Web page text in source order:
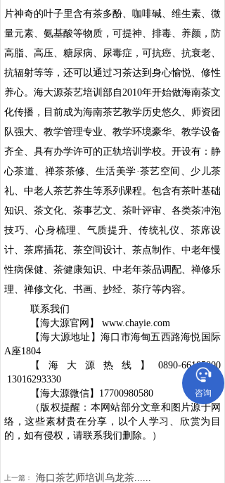
片神奇的叶子里含有茶多酚、咖啡碱、维生素、微
量元素、氨基酸等物质，可提神、排毒、养颜，防
高脂、高压、糖尿病、尿毒症，可抗癌、抗衰老、
抗辐射等等，还可以通过习茶达到身心愉悦、修性
养心。海大源茶艺培训部自2010年开始做海南茶文
化传播，目前成为海南茶艺教学历史悠久、师资团
队强大、教学管理专业、教学环境豪华、教学设备
齐全、具有办学许可的正轨培训学校。开设有：静
心茶道、禅茶茶修、生活美学·茶艺空间、少儿茶
礼、中老人茶艺养生等系列课程。包含有茶叶基础
知识、茶文化、茶事艺文、茶叶评审、各类茶冲泡
技巧、心身梳理、气质提升、传统礼仪、茶席设
计、茶席插花、茶空间设计、茶点制作、中老年慢
性病保健、茶健康知识、中老年茶品调配、禅修乐
理、禅修文化、书画、抄经、茶疗等内容。
联系我们
【海大源官网】 www.chayie.com
【海大源地址】海口市海甸五西路海悦国际
A座1804
【海大源热线】0890-66185800
13016293330
【海大源微信】17700980580
（版权提醒：本网站部分文章和图片源于网
络，这些素材贵在分享，以个人学习、欣赏为目
的，如有侵权，请联系我们删除。）
上一篇： 海口茶艺师培训乌龙茶......
咨询